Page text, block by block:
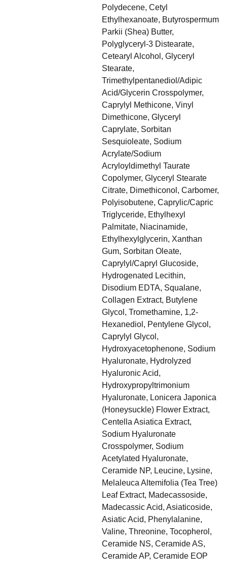
Polydecene, Cetyl
Ethylhexanoate, Butyrospermum
Parkii (Shea) Butter,
Polyglyceryl-3 Distearate,
Cetearyl Alcohol, Glyceryl
Stearate,
Trimethylpentanediol/Adipic
Acid/Glycerin Crosspolymer,
Caprylyl Methicone, Vinyl
Dimethicone, Glyceryl
Caprylate, Sorbitan
Sesquioleate, Sodium
Acrylate/Sodium
Acryloyldimethyl Taurate
Copolymer, Glyceryl Stearate
Citrate, Dimethiconol, Carbomer,
Polyisobutene, Caprylic/Capric
Triglyceride, Ethylhexyl
Palmitate, Niacinamide,
Ethylhexylglycerin, Xanthan
Gum, Sorbitan Oleate,
Caprylyl/Capryl Glucoside,
Hydrogenated Lecithin,
Disodium EDTA, Squalane,
Collagen Extract, Butylene
Glycol, Tromethamine, 1,2-
Hexanediol, Pentylene Glycol,
Caprylyl Glycol,
Hydroxyacetophenone, Sodium
Hyaluronate, Hydrolyzed
Hyaluronic Acid,
Hydroxypropyltrimonium
Hyaluronate, Lonicera Japonica
(Honeysuckle) Flower Extract,
Centella Asiatica Extract,
Sodium Hyaluronate
Crosspolymer, Sodium
Acetylated Hyaluronate,
Ceramide NP, Leucine, Lysine,
Melaleuca Altemifolia (Tea Tree)
Leaf Extract, Madecassoside,
Madecassic Acid, Asiaticoside,
Asiatic Acid, Phenylalanine,
Valine, Threonine, Tocopherol,
Ceramide NS, Ceramide AS,
Ceramide AP, Ceramide EOP